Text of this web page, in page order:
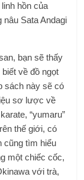
hồn của
Sata Andagi
bạn sẽ thấy
về đồ ngọt
sách này sẽ có
sơ lược về
“yumaru”
thế giới, có
cũng tìm hiểu
một chiếc cốc,
với trà,